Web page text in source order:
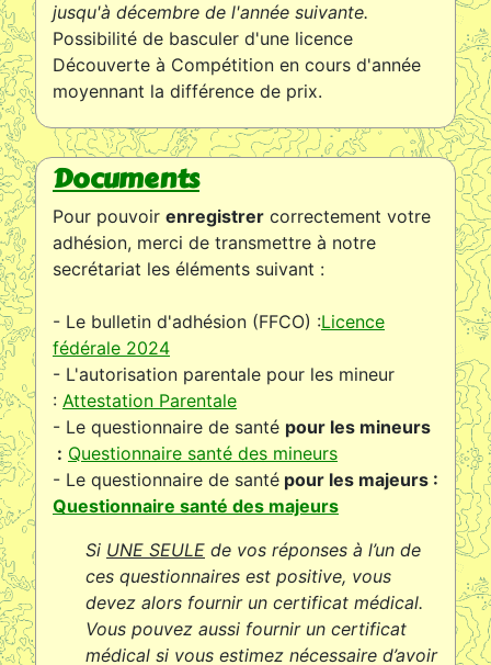
jusqu'à décembre de l'année suivante.
Possibilité de basculer d'une licence
Découverte à Compétition en cours d'année
moyennant la différence de prix.
Documents
Pour pouvoir enregistrer correctement votre
adhésion, merci de transmettre à notre
secrétariat les éléments suivant :
- Le bulletin d'adhésion (FFCO) :Licence
fédérale 2024
- L'autorisation parentale pour les mineur
: Attestation Parentale
- Le questionnaire de santé pour les mineurs
: Questionnaire santé des mineurs
- Le questionnaire de santé pour les majeurs :
Questionnaire santé des majeurs
Si UNE SEULE de vos réponses à l’un de
ces questionnaires est positive, vous
devez alors fournir un certificat médical.
Vous pouvez aussi fournir un certificat
médical si vous estimez nécessaire d’avoir